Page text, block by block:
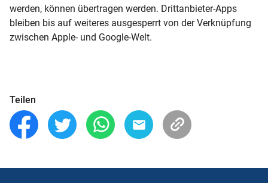
werden, können übertragen werden. Drittanbieter-Apps
bleiben bis auf weiteres ausgesperrt von der Verknüpfung
zwischen Apple- und Google-Welt.
Teilen